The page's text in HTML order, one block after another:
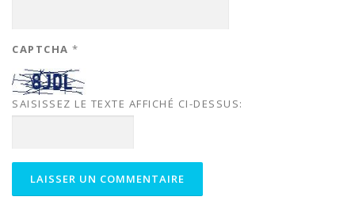
CAPTCHA *
SAISISSEZ LE TEXTE AFFICHÉ CI-DESSUS: